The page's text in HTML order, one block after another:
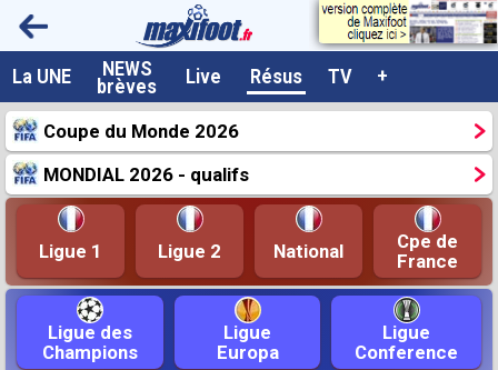
La UNE NEWS
brèves Live Résus TV +
Coupe du Monde 2026
MONDIAL 2026 - qualifs
Ligue 1 Ligue 2 National
Cpe de
France
Ligue des
Champions
Ligue
Europa
Ligue
Conference
A la UNE
Dernières brèves
Live / Matchs en direct
Résultats et Classements
Class. buteurs européens
Programme TV foot
Sondages